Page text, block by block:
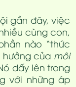
gần đây, việc
cùng con,
nào “thức
hưởng của môi
dấy lên trong
với những áp